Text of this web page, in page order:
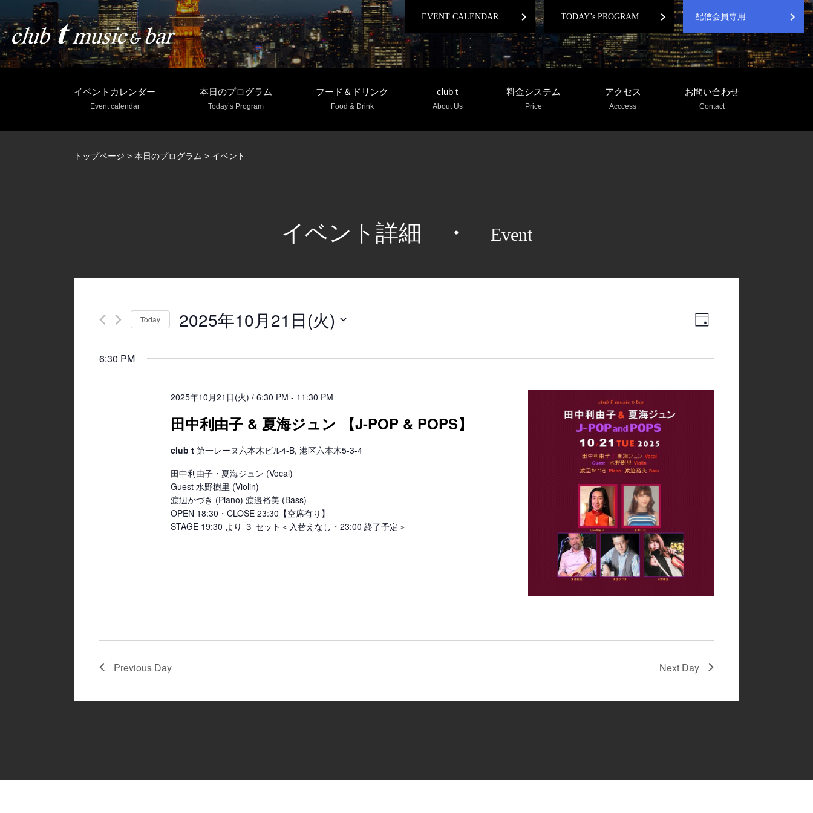
EVENT CALENDAR chevron_right TODAY’s PROGRAM chevron_right 配信会員専用 chevron_right
イベントカレンダー
Event calendar
本日のプログラム
Today’s Program
フード＆ドリンク
Food & Drink
club t
About Us
料金システム
Price
アクセス
Acccess
お問い合わせ
Contact
トップページ > 本日のプログラム > イベント
イベント詳細 ・ Event
Views
Event
日
Today 2025年10月21日(火)
6:30 PM
2025年10月21日(火) / 6:30 PM - 11:30 PM
田中利由子 & 夏海ジュン 【J-POP & POPS】
club t第一レーヌ六本木ビル4-B, 港区六本木5-3-4
田中利由子・夏海ジュン (Vocal)
Guest 水野樹里 (Violin)
渡辺かづき (Piano) 渡邉裕美 (Bass)
OPEN 18:30・CLOSE 23:30【空席有り】
STAGE 19:30 より ３ セット＜入替えなし・23:00 終了予定＞
Previous Day Next Day